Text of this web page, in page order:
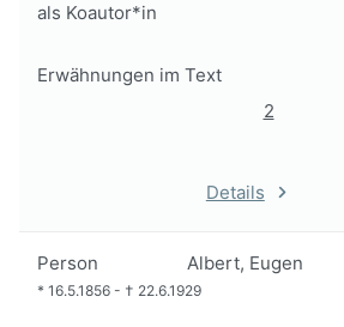
als Koautor*in
Erwähnungen im Text
2
Details
Person Albert, Eugen
* 16.5.1856 - † 22.6.1929